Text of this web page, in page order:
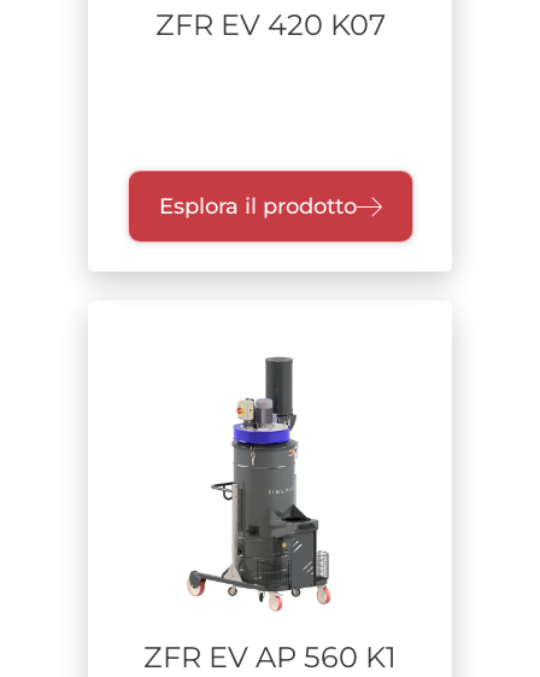
ZFR EV 420 K07
Esplora il prodotto
ZFR EV AP 560 K1